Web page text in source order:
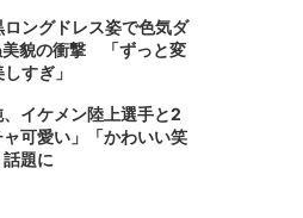
ングドレス姿で色気ダ
美貌の衝撃 「ずっと変
すぎ」
イケメン陸上選手と2
可愛い」「かわいい笑
題に